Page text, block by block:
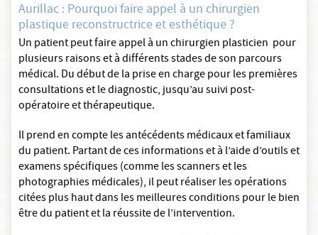
Aurillac : Pourquoi faire appel à un chirurgien
plastique reconstructrice et esthétique ?
Un patient peut faire appel à un chirurgien plasticien pour
plusieurs raisons et à différents stades de son parcours
médical. Du début de la prise en charge pour les premières
consultations et le diagnostic, jusqu’au suivi post-
opératoire et thérapeutique.
Il prend en compte les antécédents médicaux et familiaux
du patient. Partant de ces informations et à l’aide d’outils et
examens spécifiques (comme les scanners et les
photographies médicales), il peut réaliser les opérations
citées plus haut dans les meilleures conditions pour le bien
être du patient et la réussite de l’intervention.